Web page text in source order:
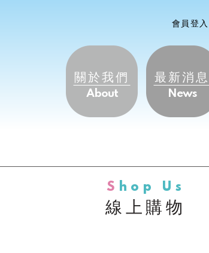
會員登入
About
關於我們
News
最新消息
Shop
線上購物